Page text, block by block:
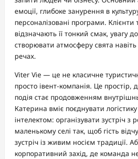
емоції, глибоке занурення в
персоналізовані програми. Клієнти
відзначають її тонкий смак, увагу
створювати атмосферу свята
речах.
Viter Vie — це не класичне
просто івент-компанія. Це простір,
подія стає продовженням
Катерина вміє поєднувати
інтелектом: організувати зустріч з
маленькому селі так, щоб гість
зустріч із живим носієм традиції.
корпоративний захід, де команда